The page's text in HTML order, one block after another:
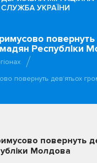
СЛУЖБА УКРАЇНИ
повернуть
Республіки
повернуть дев’ятьох
повернуть
Молдова